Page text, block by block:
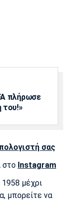
πλήρωσε
του!»
σας
στο Instagram
μέχρι
μπορείτε να